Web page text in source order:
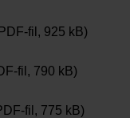
fil, 925 kB)
fil, 790 kB)
fil, 775 kB)